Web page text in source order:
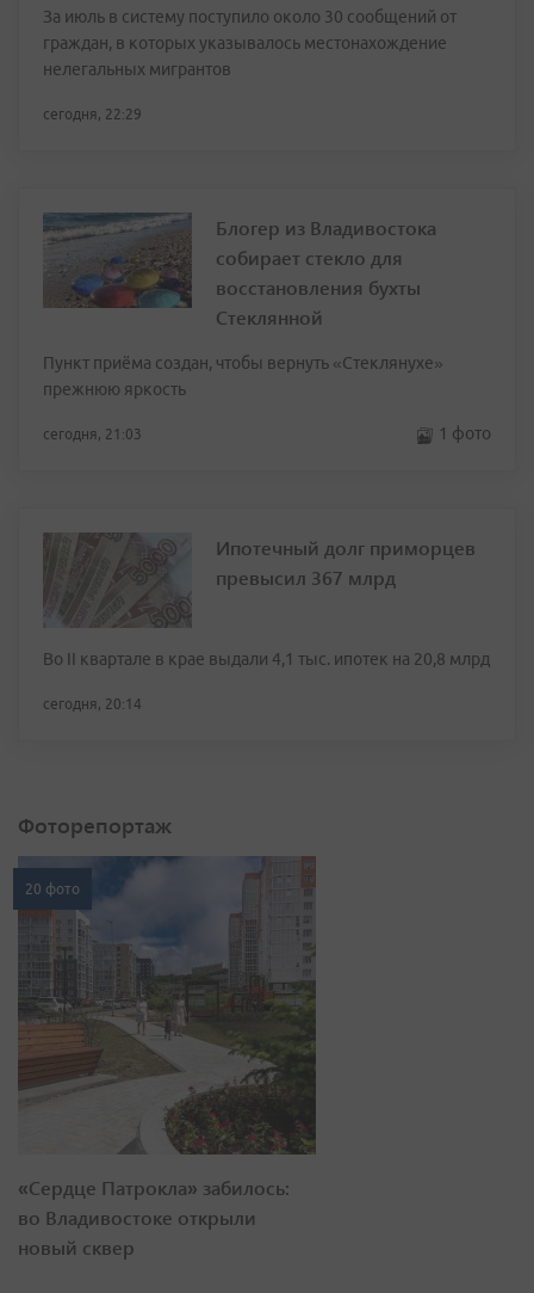
За июль в систему поступило около 30 сообщений от
граждан, в которых указывалось местонахождение
нелегальных мигрантов
сегодня, 22:29
Блогер из Владивостока
собирает стекло для
восстановления бухты
Стеклянной
Пункт приёма создан, чтобы вернуть «Стеклянухе»
прежнюю яркость
сегодня, 21:03 1 фото
Ипотечный долг приморцев
превысил 367 млрд
Во II квартале в крае выдали 4,1 тыс. ипотек на 20,8 млрд
сегодня, 20:14
Фоторепортаж
20 фото
«Сердце Патрокла» забилось:
во Владивостоке открыли
новый сквер